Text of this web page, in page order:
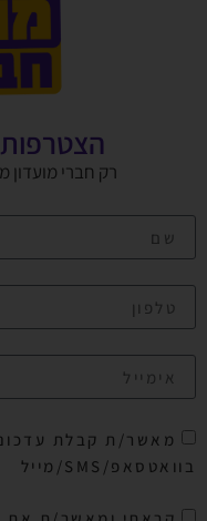
רק חברי מועדון
מאשר/ת קבלת
בוואטסאפ/SMS/מייל